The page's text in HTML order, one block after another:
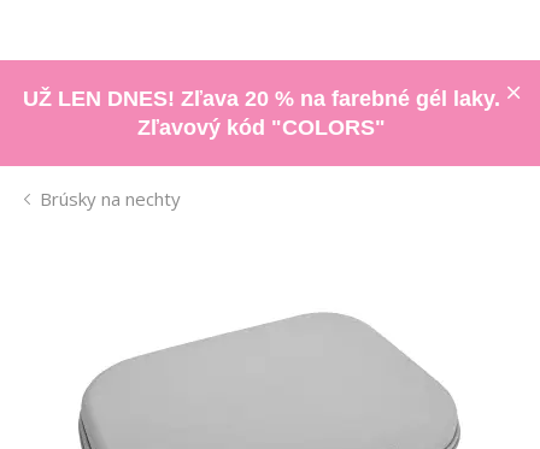
UŽ LEN DNES! Zľava 20 % na farebné gél laky.
Zľavový kód "COLORS"
Brúsky na nechty